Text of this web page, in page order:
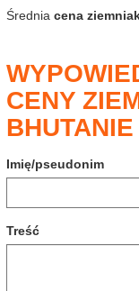
Średnia cena
CENY
BHUTANIE
Imię/pseudonim
Treść